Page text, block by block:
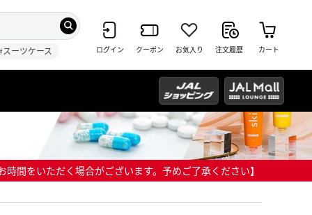
スーツケース ログイン クーポン お気入り 注文履歴 カート
間をいただく場合がございます。予めご了承ください】